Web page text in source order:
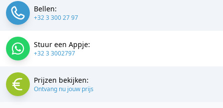
Bellen:
+32 3 300 27 97
Stuur een Appje:
+32 3 3002797
Prijzen bekijken:
Ontvang nu jouw prijs